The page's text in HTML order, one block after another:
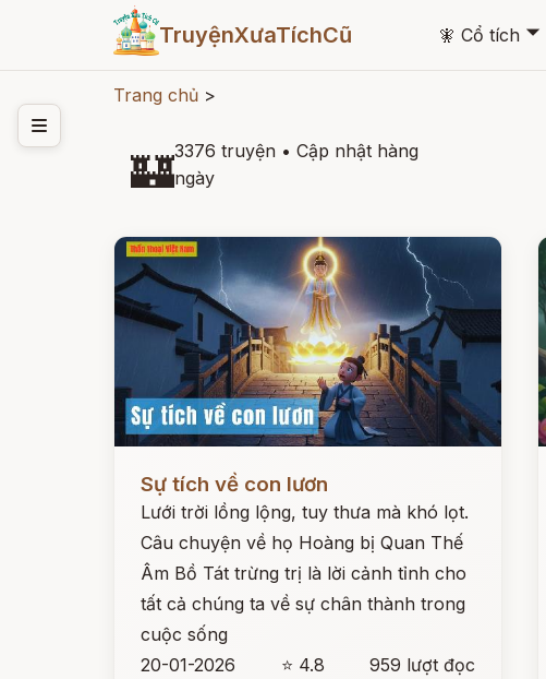
TruyệnXưaTíchCũ 🧚 Cổ tích 🞃
Trang chủ >
🏰3376 truyện • Cập nhật hàng
ngày
Sự tích về con lươn
Lưới trời lồng lộng, tuy thưa mà khó lọt.
Câu chuyện về họ Hoàng bị Quan Thế
Âm Bồ Tát trừng trị là lời cảnh tỉnh cho
tất cả chúng ta về sự chân thành trong
cuộc sống
20-01-2026
⭐ 4.8
959 lượt đọc